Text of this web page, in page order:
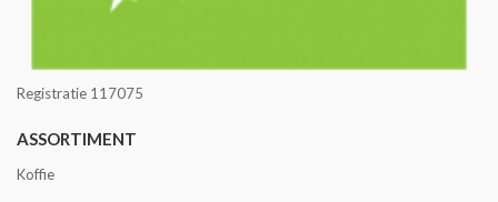
Registratie 117075
ASSORTIMENT
Koffie